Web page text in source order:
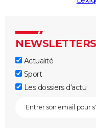
NEWSLETTERS
Actualité
Sport
Les dossiers d'actu